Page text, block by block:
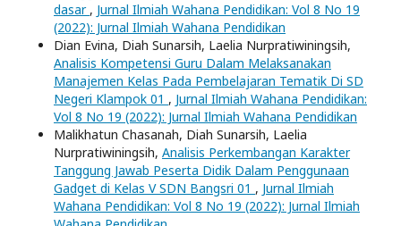
dasar , Jurnal Ilmiah Wahana Pendidikan: Vol 8 No 19
(2022): Jurnal Ilmiah Wahana Pendidikan
Dian Evina, Diah Sunarsih, Laelia Nurpratiwiningsih,
Analisis Kompetensi Guru Dalam Melaksanakan
Manajemen Kelas Pada Pembelajaran Tematik Di SD
Negeri Klampok 01 , Jurnal Ilmiah Wahana Pendidikan:
Vol 8 No 19 (2022): Jurnal Ilmiah Wahana Pendidikan
Malikhatun Chasanah, Diah Sunarsih, Laelia
Nurpratiwiningsih, Analisis Perkembangan Karakter
Tanggung Jawab Peserta Didik Dalam Penggunaan
Gadget di Kelas V SDN Bangsri 01 , Jurnal Ilmiah
Wahana Pendidikan: Vol 8 No 19 (2022): Jurnal Ilmiah